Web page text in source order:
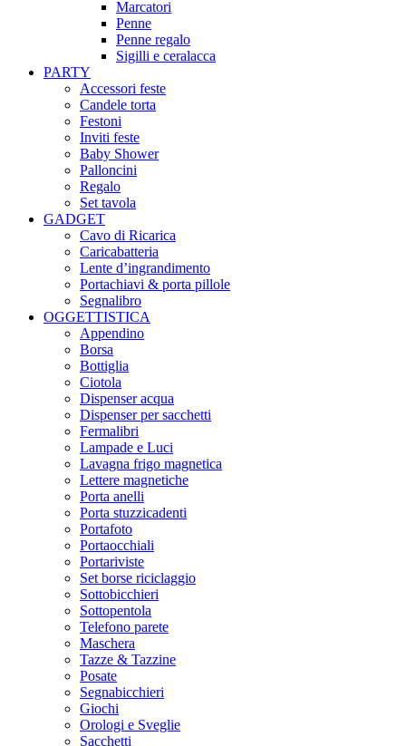
Marcatori
Penne
Penne regalo
Sigilli e ceralacca
PARTY
Accessori feste
Candele torta
Festoni
Inviti feste
Baby Shower​
Palloncini
Regalo
Set tavola
GADGET
Cavo di Ricarica
Caricabatteria
Lente d’ingrandimento
Portachiavi & porta pillole
Segnalibro
OGGETTISTICA
Appendino
Borsa
Bottiglia
Ciotola
Dispenser acqua
Dispenser per sacchetti
Fermalibri
Lampade e Luci
Lavagna frigo magnetica
Lettere magnetiche
Porta anelli
Porta stuzzicadenti
Portafoto
Portaocchiali
Portariviste
Set borse riciclaggio
Sottobicchieri
Sottopentola
Telefono parete
Maschera
Tazze & Tazzine
Posate
Segnabicchieri
Giochi
Orologi e Sveglie
Sacchetti